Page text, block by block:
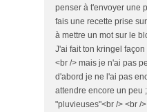
penser à t'envoyer une
fais une recette prise
à mettre un mot sur le
J'ai fait ton kringel
<br /> mais je n'ai pas
d'abord je ne l'ai pas
attendre encore un peu
"pluvieuses"<br /> <br /